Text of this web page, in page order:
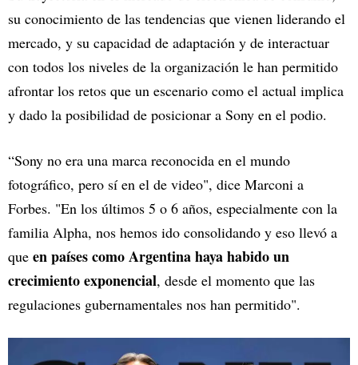
su conocimiento de las tendencias que vienen liderando el
mercado, y su capacidad de adaptación y de interactuar
con todos los niveles de la organización le han permitido
afrontar los retos que un escenario como el actual implica
y dado la posibilidad de posicionar a Sony en el podio.
“Sony no era una marca reconocida en el mundo
fotográfico, pero sí en el de video", dice Marconi a
Forbes. "En los últimos 5 o 6 años, especialmente con la
familia Alpha, nos hemos ido consolidando y eso llevó a
que en países como Argentina haya habido un
crecimiento exponencial, desde el momento que las
regulaciones gubernamentales nos han permitido".